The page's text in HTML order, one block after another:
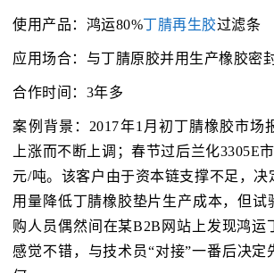
使用产品：鸿运80%丁腈再生胶过滤条
应用场合：与丁腈原胶并用生产橡胶密
合作时间：3年多
案例背景：2017年1月初丁腈橡胶市场
上涨而不断上调；春节过后兰化3305E
元/吨。该客户由于资本链支撑不足，决
用量降低丁腈橡胶垫片生产成本，但试
购人员偶然间在某B2B网站上发现鸿运
感觉不错，与技术员“对接”一番后决定